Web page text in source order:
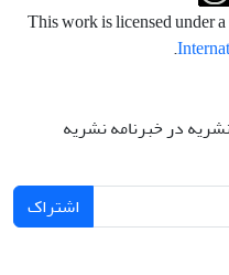
This work is licensed under a
.
در خبرنامه نشریه
اشتراک